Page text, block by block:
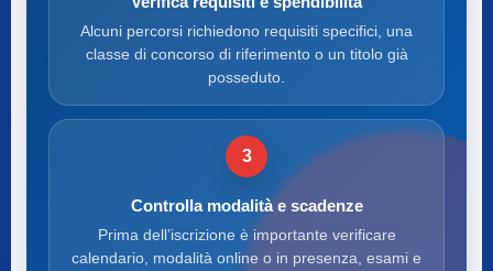
Alcuni percorsi richiedono requisiti specifici, una
classe di concorso di riferimento o un titolo già
posseduto.
3
Controlla modalità e scadenze
Prima dell’iscrizione è importante verificare
calendario, modalità online o in presenza, esami e